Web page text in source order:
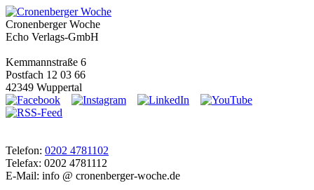
Cronenberger Woche
Echo Verlags-GmbH
Kemmannstraße 6
Postfach 12 03 66
42349 Wuppertal
Telefon: 0202 4781102
Telefax: 0202 4781112
E-Mail: info @ cronenberger-woche.de